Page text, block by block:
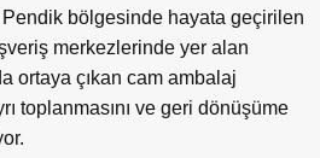
Pendik bölgesinde hayata geçirilen
merkezlerinde yer alan
ortaya çıkan cam ambalaj
toplanmasını ve geri dönüşüme